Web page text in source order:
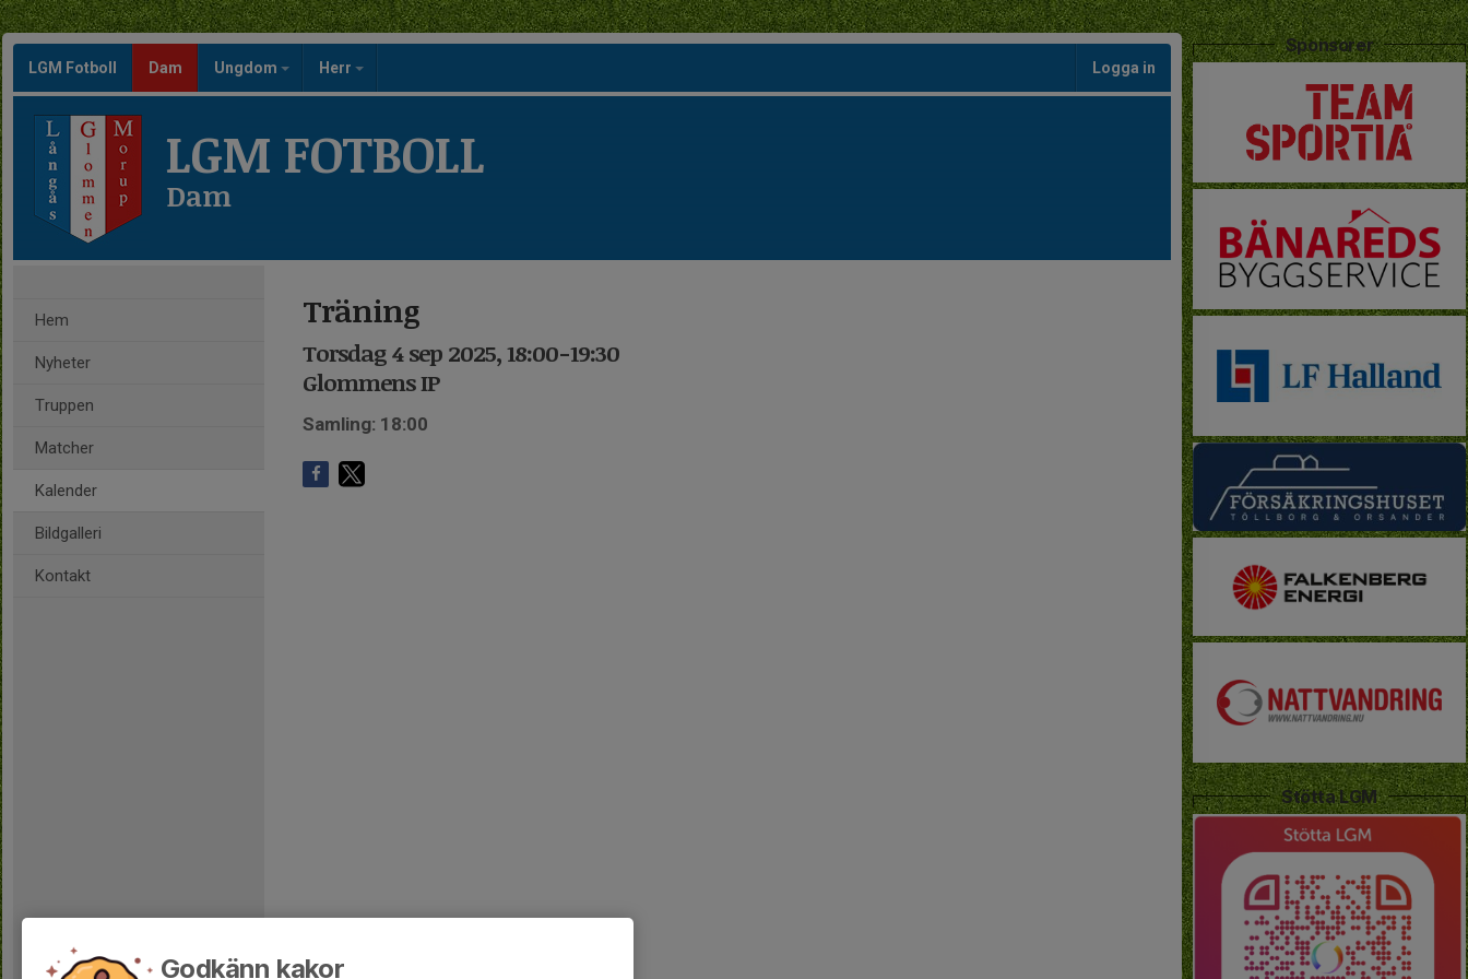
LGM Fotboll Dam Ungdom Herr Logga in
LGM FOTBOLL
Dam
Hem
Nyheter
Truppen
Matcher
Kalender
Bildgalleri
Kontakt
Träning
Torsdag 4 sep 2025, 18:00-19:30
Glommens IP
Samling: 18:00
Sponsorer
Stötta LGM
Godkänn kakor